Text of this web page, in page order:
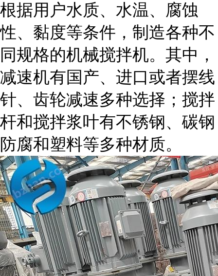
根据用户水质、水温、腐蚀
性、黏度等条件，制造各种不
同规格的机械搅拌机。其中，
减速机有国产、进口或者摆线
针、齿轮减速多种选择；搅拌
杆和搅拌浆叶有不锈钢、碳钢
防腐和塑料等多种材质。